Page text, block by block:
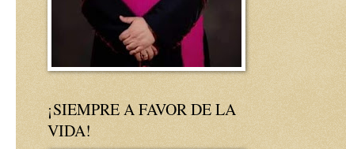
¡SIEMPRE A FAVOR DE LA
VIDA!